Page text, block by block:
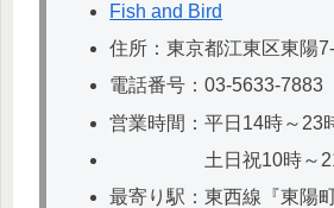
Fish and Bird
住所：東京都江東区東陽
電話番号：03-5633-7883
営業時間：平日14時～23
土日祝10時～
最寄り駅：東西線『東陽